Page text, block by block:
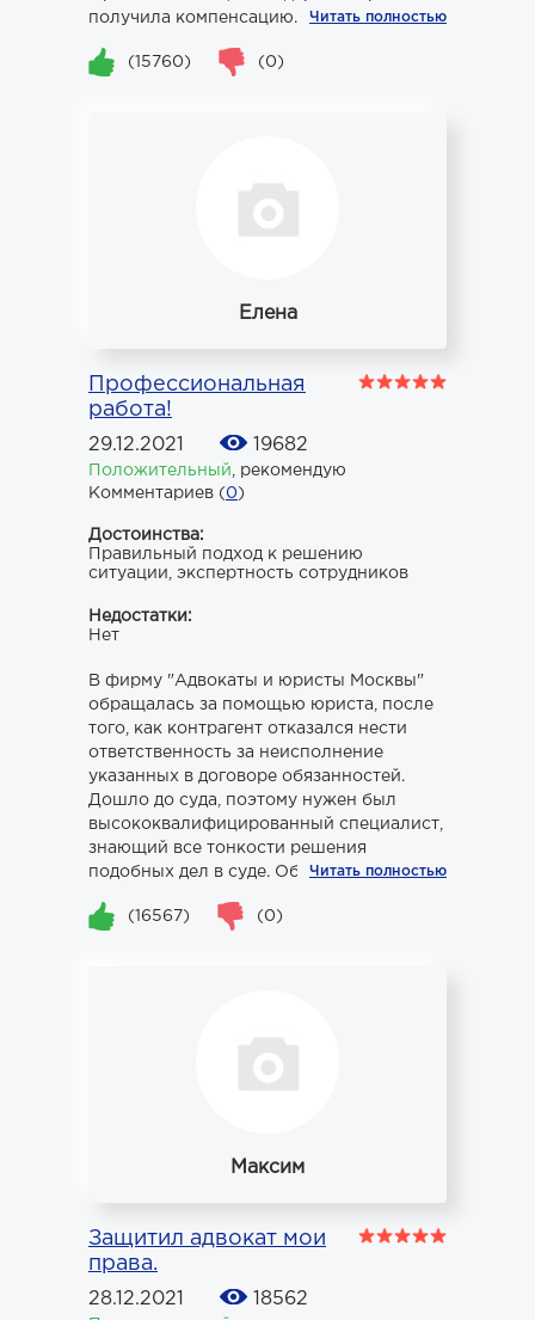
получила компенсацию.
Читать полностью
(15760) (0)
Елена
Профессиональная
работа!
29.12.2021 19682
Положительный
рекомендую
Комментариев (0)
Достоинства:
Правильный подход к решению
ситуации, экспертность сотрудников
Недостатки:
Нет
В фирму "Адвокаты и юристы Москвы"
обращалась за помощью юриста, после
того, как контрагент отказался нести
ответственность за неисполнение
указанных в договоре обязанностей.
Дошло до суда, поэтому нужен был
высококвалифицированный специалист,
знающий все тонкости решения
подобных дел в суде. Обрати...Читать полностью
(16567) (0)
Максим
Защитил адвокат мои
права.
28.12.2021 18562